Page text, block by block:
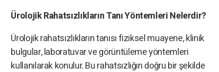
Ürolojik Rahatsızlıkların Tanı Yöntemleri Nelerdir?
Ürolojik rahatsızlıkların tanısı fiziksel muayene, klinik
bulgular, laboratuvar ve görüntüleme yöntemleri
kullanılarak konulur. Bu rahatsızlığın doğru bir şekilde